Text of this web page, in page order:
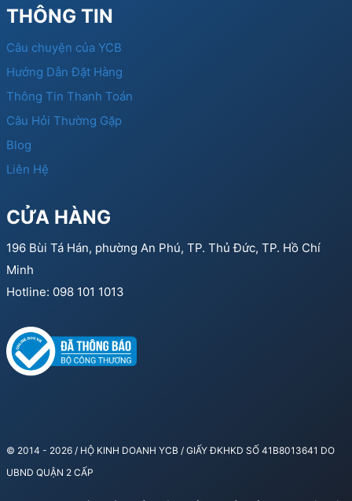
THÔNG TIN
Câu chuyện của YCB
Hướng Dẫn Đặt Hàng
Thông Tin Thanh Toán
Câu Hỏi Thường Gặp
Blog
Liên Hệ
CỬA HÀNG
196 Bùi Tá Hán, phường An Phú, TP. Thủ Đức, TP. Hồ Chí
Minh
Hotline: 098 101 1013
© 2014 - 2026 / HỘ KINH DOANH YCB / GIẤY ĐKHKD SỐ 41B8013641 DO
UBND QUẬN 2 CẤP